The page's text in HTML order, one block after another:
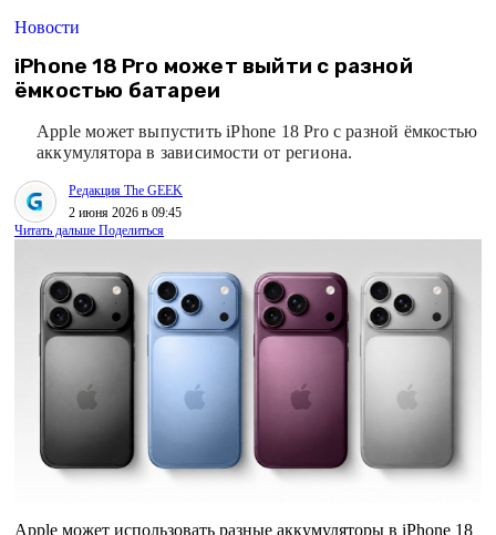
Новости
iPhone 18 Pro может выйти с разной
ёмкостью батареи
Apple может выпустить iPhone 18 Pro с разной ёмкостью
аккумулятора в зависимости от региона.
Редакция The GEEK
2 июня 2026 в 09:45
Читать дальше Поделиться
Apple может использовать разные аккумуляторы в iPhone 18